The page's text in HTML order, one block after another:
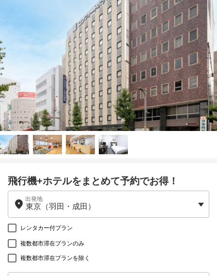
飛行機+ホテルをまとめて予約でお得！
出発地
レンタカー付プラン
複数都市滞在プランのみ
複数都市滞在プランを除く